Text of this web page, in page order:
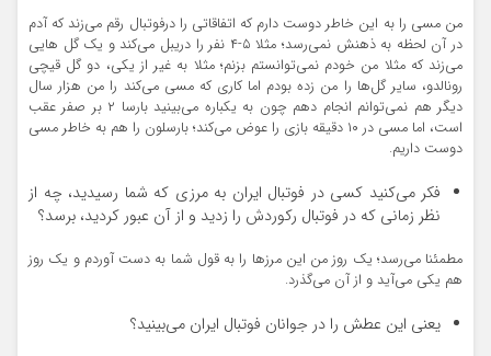
من مسی را به این خاطر دوست دارم که اتفاقاتی را درفوتبال رقم می‌زند که آدم
در آن لحظه به ذهنش نمی‌رسد؛ مثلا ۵-۴ نفر را دریبل می‌کند و یک گل هایی
می‌زند که مثلا من خودم نمی‌توانستم بزنم؛ مثلا به غیر از یکی، دو گل قیچی
رونالدو، سایر گل‌ها را من زده بودم اما کاری که مسی می‌کند را من هزار سال
دیگر هم نمی‌توانم انجام دهم چون به یکباره می‌بینید بارسا ۲ بر صفر عقب
است، اما مسی در ۱۰ دقیقه بازی را عوض می‌کند؛ بارسلون را هم به خاطر مسی
دوست داریم.
فکر می‌کنید کسی در فوتبال ایران به مرزی که شما رسیدید، چه از
نظر زمانی که در فوتبال رکوردش را زدید و از آن عبور کردید، برسد؟
مطمئنا می‌رسد؛ یک روز من این مرزها را به قول شما به دست آوردم و یک روز
هم یکی می‌آید و از آن می‌گذرد.
یعنی این عطش را در جوانان فوتبال ایران می‌بینید؟